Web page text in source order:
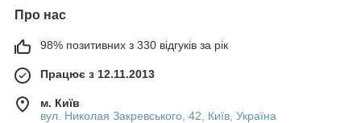
Про нас
98% позитивних з 330 відгуків за рік
Працює з 12.11.2013
м. Київ
вул. Николая Закревського, 42, Київ, Україна